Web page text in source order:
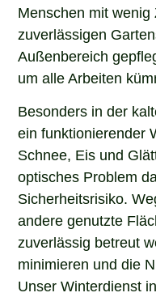
Menschen mit
zuverlässigen
Außenbereich
um alle Arbeiten
Besonders in der
ein funktionierender
Schnee, Eis und
optisches Problem
Sicherheitsrisiko.
andere genutzte
zuverlässig betreut
minimieren und die
Unser Winterdienst